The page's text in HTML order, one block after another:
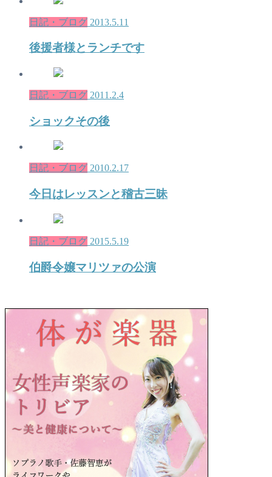
日記・ブログ 2013.5.11
後援者様とランチです
日記・ブログ 2011.2.4
ショックその後
日記・ブログ 2010.2.17
今日はレッスンと稽古三昧
日記・ブログ 2015.5.19
伯爵令嬢マリツァの公演